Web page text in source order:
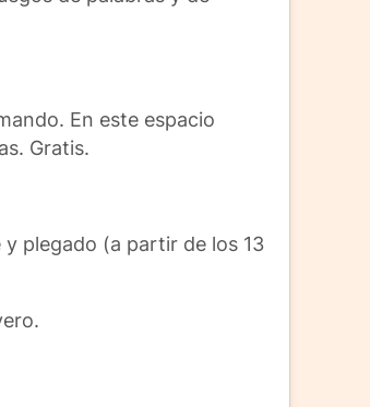
En este espacio
Gratis.
plegado (a partir de los 13